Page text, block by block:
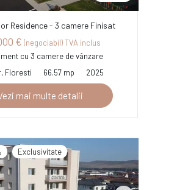
Residence - 3 camere Finisat
€ (negociabil) TVA inclus
cu 3 camere de vânzare
Floresti
66.57 mp 2025
mai multe detalii
Exclusivitate